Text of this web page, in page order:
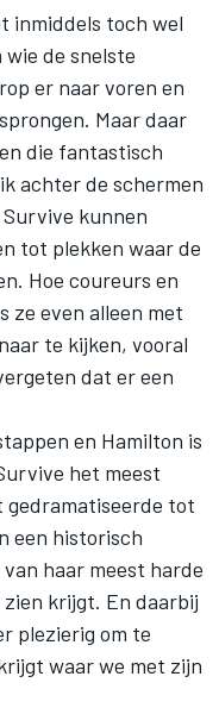
inmiddels toch wel
de snelste
er naar voren en
Maar daar
die fantastisch
achter de schermen
kunnen
tot plekken waar de
Hoe coureurs en
ze even alleen met
te kijken, vooral
dat er een
en Hamilton is
het meest
tot
een historisch
haar meest harde
krijgt. En daarbij
plezierig om te
waar we met zijn